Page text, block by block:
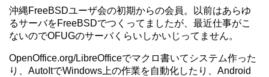
沖縄FreeBSDユーザ会の初期からの会員。以前はあらゆ
るサーバをFreeBSDでつくってましたが、最近仕事がこ
ないのでOFUGのサーバくらいしかいじってません。
OpenOffice.org/LibreOfficeでマクロ書いてシステム作った
り、AutoItでWindows上の作業を自動化したり、Android